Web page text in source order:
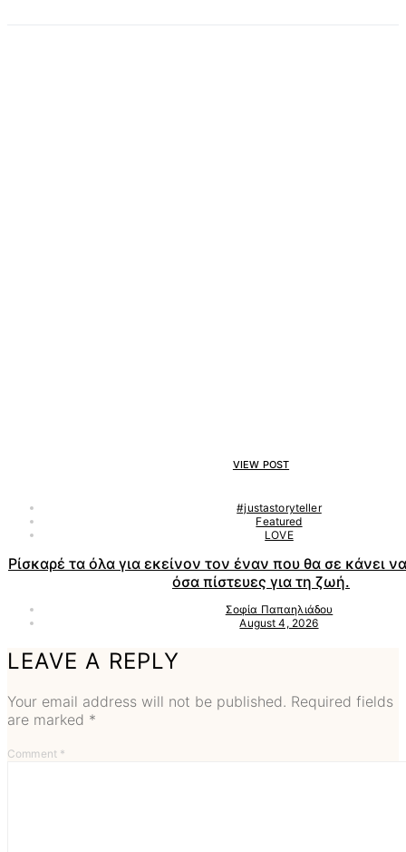
VIEW POST
#justastoryteller
Featured
LOVE
Ρίσκαρέ τα όλα για εκείνον τον έναν που θα σε κάνει
όσα πίστευες για τη ζωή.
Σοφία Παπαηλιάδου
August 4, 2026
LEAVE A REPLY
Your email address will not be published. Required fields
are marked *
Comment *